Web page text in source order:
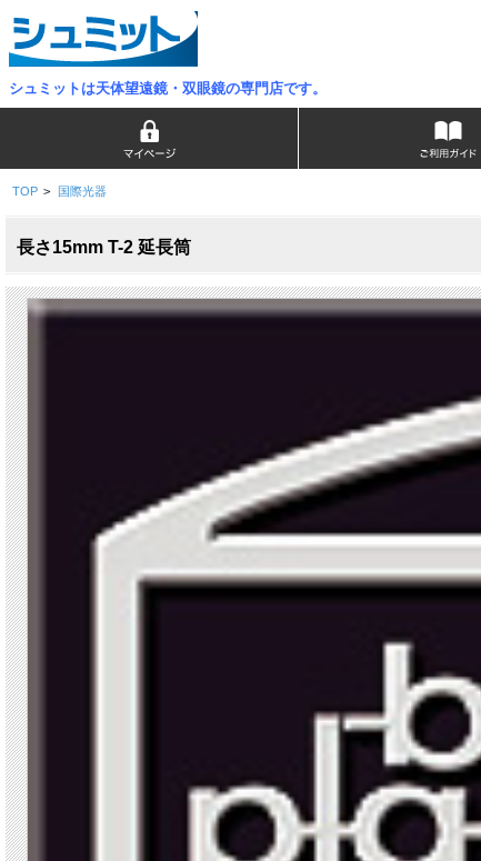
シュミットは天体望遠鏡・双眼鏡の専門店です。
TOP > 国際光器
長さ15mm T-2 延長筒